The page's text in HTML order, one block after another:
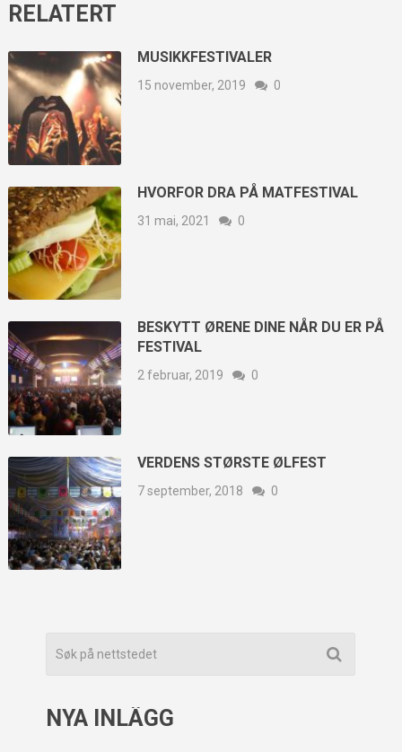
RELATERT
MUSIKKFESTIVALER
15 november, 2019 0
HVORFOR DRA PÅ MATFESTIVAL
31 mai, 2021 0
BESKYTT ØRENE DINE NÅR DU ER PÅ
FESTIVAL
2 februar, 2019 0
VERDENS STØRSTE ØLFEST
7 september, 2018 0
NYA INLÄGG